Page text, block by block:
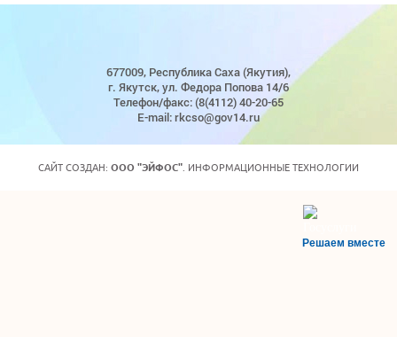
677009, Республика Саха (Якутия),
г. Якутск, ул. Федора Попова 14/6
Телефон/факс: (8(4112) 40-20-65
E-mail: rkcso@gov14.ru
САЙТ СОЗДАН: ООО "ЭЙФОС" . ИНФОРМАЦИОННЫЕ ТЕХНОЛОГИИ
Решаем вместе